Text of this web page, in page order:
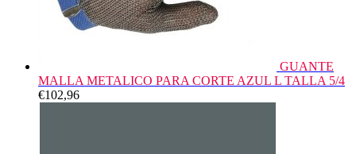
GUANTE
MALLA METALICO PARA CORTE AZUL L TALLA 5/4
€102,96